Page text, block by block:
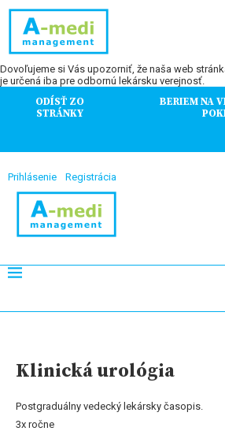
Dovoľujeme si Vás upozorniť, že naša web
je určená iba pre odbornú lekársku verejnosť.
ODÍSŤ ZO
STRÁNKY
BERIEM NA
Prihlásenie Registrácia
Klinická urológia
Postgraduálny vedecký lekársky časopis.
3x ročne